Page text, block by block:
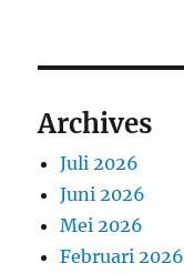
Archives
Juli 2026
Juni 2026
Mei 2026
Februari 2026